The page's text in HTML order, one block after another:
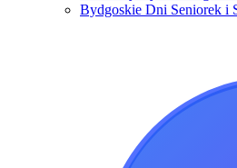
Bydgoskie Dni Seniorek i